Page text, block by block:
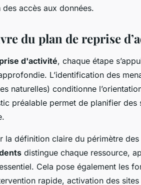
accès aux données.
du plan de reprise
d'activité, chaque étape
L’identification des
naturelles) conditionne
préalable permet de planifier des
la définition claire du périmètre
distingue chaque ressource,
Cela pose également les
rapide, activation des